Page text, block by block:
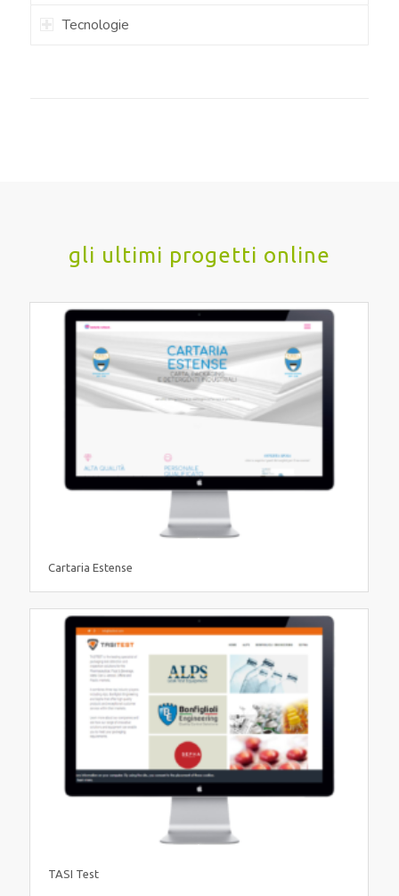
Tecnologie
gli ultimi progetti online
Cartaria Estense
TASI Test